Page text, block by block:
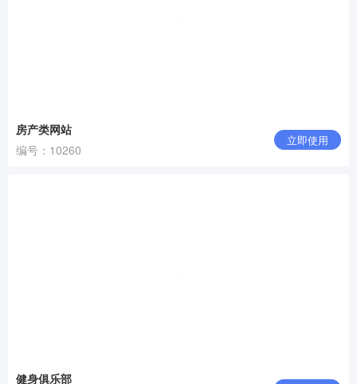
房产类网站
编号：10260
立即使用
健身俱乐部